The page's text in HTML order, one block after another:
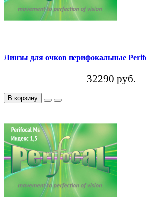
Линзы для очков перифокальные
32290 руб.
В корзину